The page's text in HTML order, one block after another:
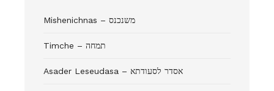
Mishenichnas – משנכנס
Timche – תמחה
Asader Leseudasa – אסדר לסעודתא